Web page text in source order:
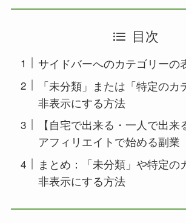
目次
サイドバーへのカテゴリーの
「未分類」または「特定のカ
非表示にする方法
【自宅で出来る・一人で出来
アフィリエイトで始める副業
まとめ：「未分類」や特定の
非表示にする方法